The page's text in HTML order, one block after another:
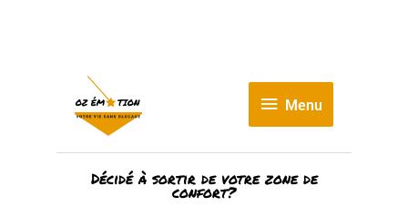
Menu
Menu
Décidé à sortir de votre zone de
confort?